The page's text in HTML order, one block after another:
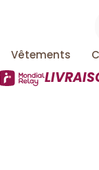
Vêtements